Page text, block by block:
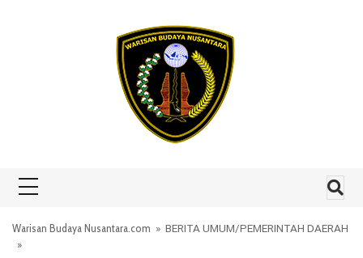
Warisan Budaya Nusantara.com » BERITA UMUM/PEMERINTAH DAERAH
»